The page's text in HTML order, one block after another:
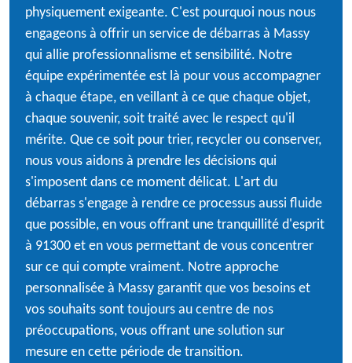
physiquement exigeante. C'est pourquoi nous nous
engageons à offrir un service de débarras à Massy
qui allie professionnalisme et sensibilité. Notre
équipe expérimentée est là pour vous accompagner
à chaque étape, en veillant à ce que chaque objet,
chaque souvenir, soit traité avec le respect qu'il
mérite. Que ce soit pour trier, recycler ou conserver,
nous vous aidons à prendre les décisions qui
s'imposent dans ce moment délicat. L'art du
débarras s'engage à rendre ce processus aussi fluide
que possible, en vous offrant une tranquillité d'esprit
à 91300 et en vous permettant de vous concentrer
sur ce qui compte vraiment. Notre approche
personnalisée à Massy garantit que vos besoins et
vos souhaits sont toujours au centre de nos
préoccupations, vous offrant une solution sur
mesure en cette période de transition.